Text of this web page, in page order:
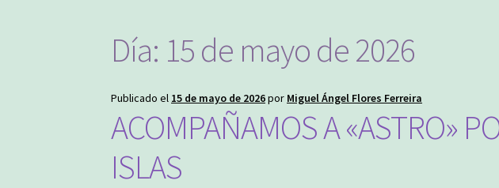
Nuestro Equipo PROFESORADO
Día: 15 de mayo de 2026
Publicado el 15 de mayo de 2026por Miguel Ángel Flores Ferreira
ACOMPAÑAMOS A «ASTRO»
ISLAS